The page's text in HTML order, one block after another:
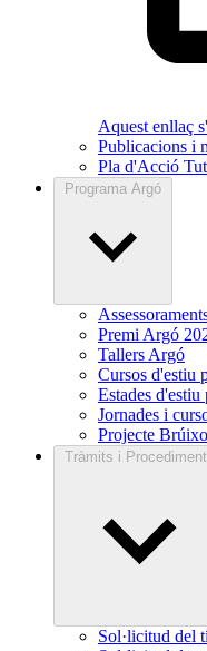
Aquest enllaç
Publicacions i
Pla d'Acció
Programa Argó
Premi Argó
Tallers Argó
Cursos d'estiu
Estades
Jornades i
Projecte
Tràmits i
Sol·licitud del